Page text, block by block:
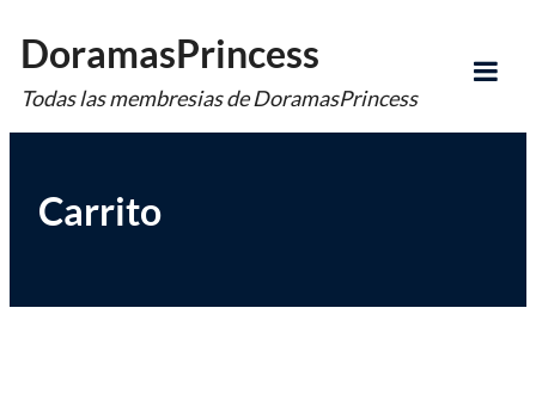
al
contenido
DoramasPrincess
Todas las membresias de DoramasPrincess
Carrito